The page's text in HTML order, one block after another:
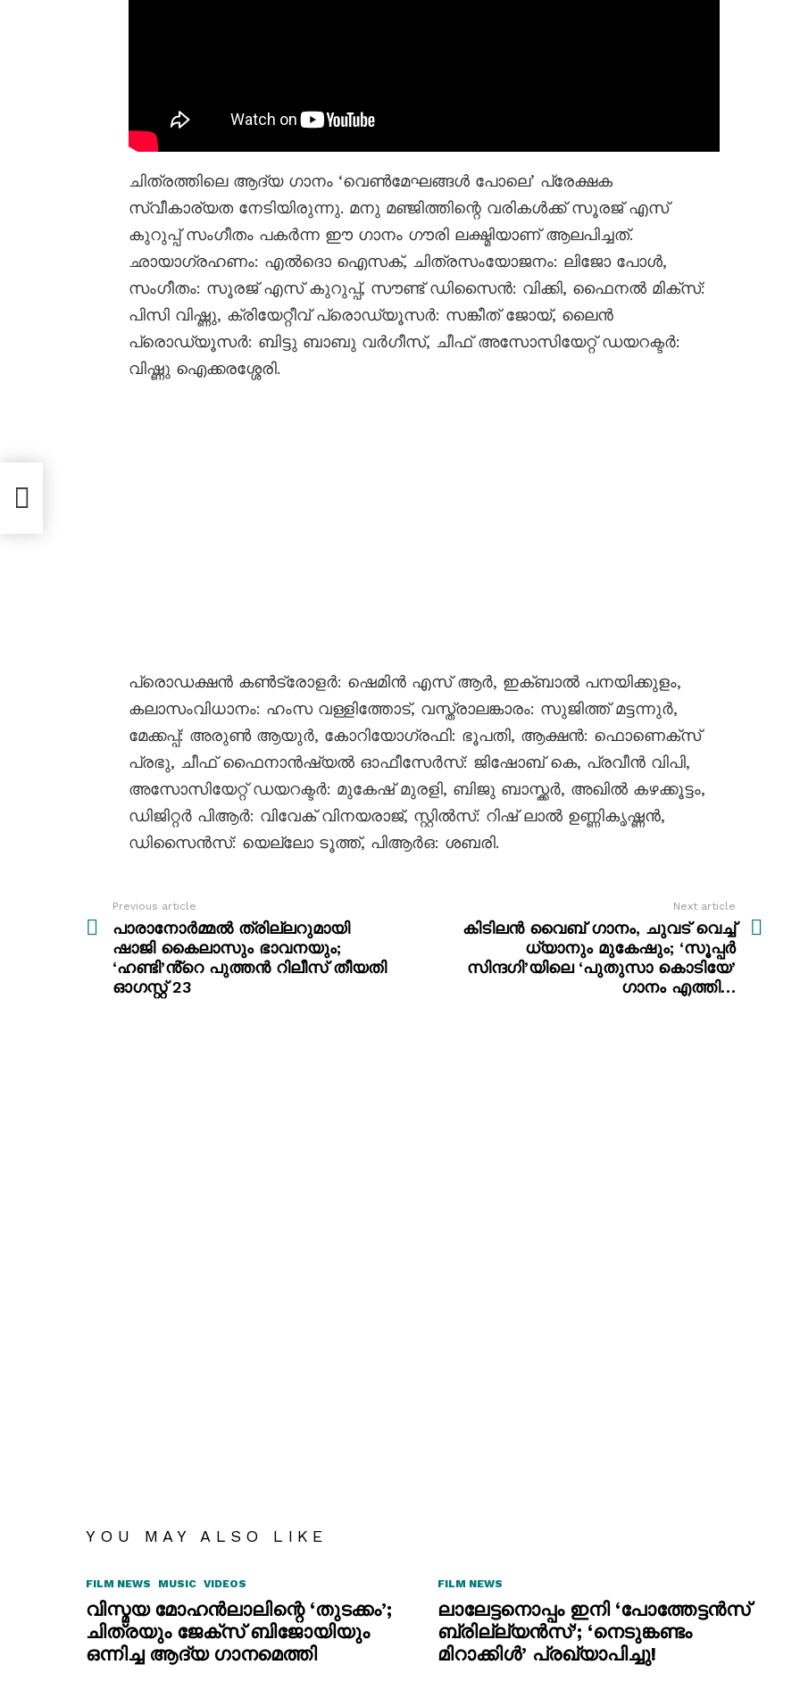
ചിത്രത്തിലെ ആദ്യ ഗാനം ‘വെൺമേഘങ്ങൾ പോലെ’ പ്രേക്ഷക
സ്വീകാര്യത നേടിയിരുന്നു. മനു മഞ്ജിത്തിന്റെ വരികൾക്ക് സൂരജ് എസ്
കുറുപ്പ് സംഗീതം പകർന്ന ഈ ഗാനം ഗൗരി ലക്ഷ്മിയാണ് ആലപിച്ചത്.
ഛായാഗ്രഹണം: എൽദൊ ഐസക്, ചിത്രസംയോജനം: ലിജോ പോൾ,
സംഗീതം: സൂരജ് എസ് കുറുപ്പ്, സൗണ്ട് ഡിസൈൻ: വിക്കി, ഫൈനൽ മിക്സ്:
പിസി വിഷ്ണു, ക്രിയേറ്റീവ് പ്രൊഡ്യൂസർ: സങ്കീത് ജോയ്, ലൈൻ
പ്രൊഡ്യൂസർ: ബിട്ടു ബാബു വർഗീസ്, ചീഫ് അസോസിയേറ്റ് ഡയറക്ടർ:
വിഷ്ണു ഐക്കരശ്ശേരി.
പ്രൊഡക്ഷൻ കൺട്രോളർ: ഷെമിൻ എസ് ആർ, ഇക്ബാൽ പനയിക്കുളം,
കലാസംവിധാനം: ഹംസ വള്ളിത്തോട്, വസ്ത്രാലങ്കാരം: സുജിത്ത് മട്ടന്നുർ,
മേക്കപ്പ്: അരുൺ ആയുർ, കോറിയോഗ്രഫി: ഭൂപതി, ആക്ഷൻ: ഫൊണെക്സ്
പ്രഭു, ചീഫ് ഫൈനാൻഷ്യൽ ഓഫീസേർസ്: ജിഷോബ് കെ, പ്രവീൻ വിപി,
അസോസിയേറ്റ് ഡയറക്ടർ: മുകേഷ് മുരളി, ബിജു ബാസ്ക്കർ, അഖിൽ കഴക്കൂട്ടം,
ഡിജിറ്റർ പിആർ: വിവേക് വിനയരാജ്, സ്റ്റിൽസ്: റിഷ് ലാൽ ഉണ്ണികൃഷ്ണൻ,
ഡിസൈൻസ്: യെല്ലോ ടൂത്ത്, പിആർഒ: ശബരി.
more
Previous article
പാരാനോർമ്മൽ ത്രില്ലറുമായി
ഷാജി കൈലാസും ഭാവനയും;
‘ഹണ്ടി’ൻ്റെ പുത്തൻ റിലീസ് തീയതി
ഓഗസ്റ്റ് 23
Next article
കിടിലൻ വൈബ് ഗാനം, ചുവട് വെച്ച്
ധ്യാനും മുകേഷും; ‘സൂപ്പർ
സിന്ദഗി’യിലെ ‘പുതുസാ കൊടിയേ’
ഗാനം എത്തി…
YOU MAY ALSO LIKE
FILM NEWS MUSIC VIDEOS
വിസ്മയ മോഹൻലാലിന്റെ ‘തുടക്കം’;
ചിത്രയും ജേക്സ് ബിജോയിയും
ഒന്നിച്ച ആദ്യ ഗാനമെത്തി
FILM NEWS
ലാലേട്ടനൊപ്പം ഇനി ‘പോത്തേട്ടൻസ്
ബ്രില്ല്യൻസ്’; ‘നെടുങ്കണ്ടം
മിറാക്കിൾ’ പ്രഖ്യാപിച്ചു!